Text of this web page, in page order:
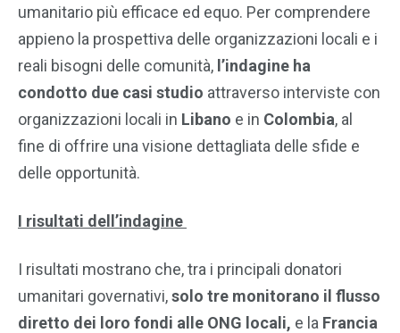
umanitario più efficace ed equo. Per comprendere
appieno la prospettiva delle organizzazioni locali e i
reali bisogni delle comunità, l’indagine ha
condotto due casi studio attraverso interviste con
organizzazioni locali in Libano e in Colombia, al
fine di offrire una visione dettagliata delle sfide e
delle opportunità.
I risultati dell’indagine
I risultati mostrano che, tra i principali donatori
umanitari governativi,solo tre monitorano il flusso
diretto dei loro fondi alle ONG locali, e la Francia